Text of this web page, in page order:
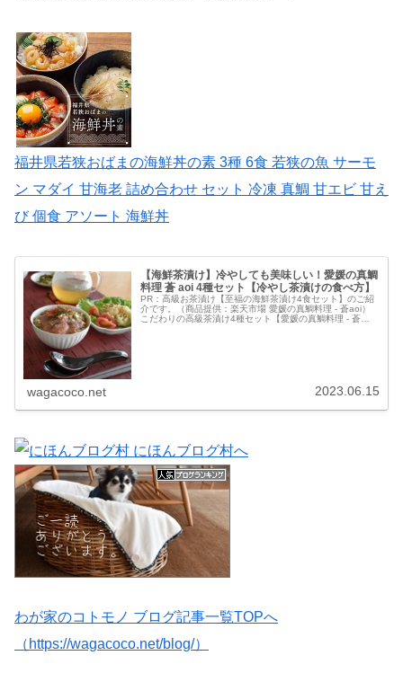
福井県若狭おばまの海鮮丼の素 3種 6食 若狭の魚 サーモ
ン マダイ 甘海老 詰め合わせ セット 冷凍 真鯛 甘エビ 甘え
び 個食 アソート 海鮮丼
【海鮮茶漬け】冷やしても美味しい！愛媛の真鯛
料理 蒼 aoi 4種セット【冷やし茶漬けの食べ方】
PR：高級お茶漬け【至福の海鮮茶漬け4食セット】のご紹
介です。（商品提供：楽天市場 愛媛の真鯛料理 - 蒼aoi）
こだわりの高級茶漬け4種セット【愛媛の真鯛料理 - 蒼
wagacoco.net 2023.06.15
わが家のコトモノ ブログ記事一覧TOPへ
（https://wagacoco.net/blog/）